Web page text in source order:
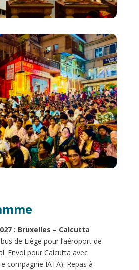
: Bruxelles – Calcutta
de Liège pour l’aéroport de
Envol pour Calcutta avec
compagnie IATA). Repas à